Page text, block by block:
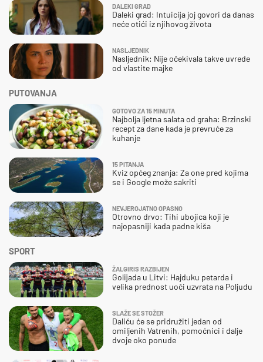
SPORT
ŽALGIRIS RAZBIJEN
Golijada u Litvi: Hajduku petarda i
velika prednost uoči uzvrata na Poljudu
SLAŽE SE STOŽER
Daliću će se pridružiti jedan od
omiljenih Vatrenih, pomoćnici i dalje
dvoje oko ponude
DALEKI GRAD
Daleki grad: Intuicija joj govori da danas
neće otići iz njihovog života
NASLJEDNIK
Nasljednik: Nije očekivala takve uvrede
od vlastite majke
PUTOVANJA
GOTOVO ZA 15 MINUTA
Najbolja ljetna salata od graha: Brzinski
recept za dane kada je prevruće za
kuhanje
15 PITANJA
Kviz općeg znanja: Za one pred kojima
se i Google može sakriti
NEVJEROJATNO OPASNO
Otrovno drvo: Tihi ubojica koji je
najopasniji kada padne kiša